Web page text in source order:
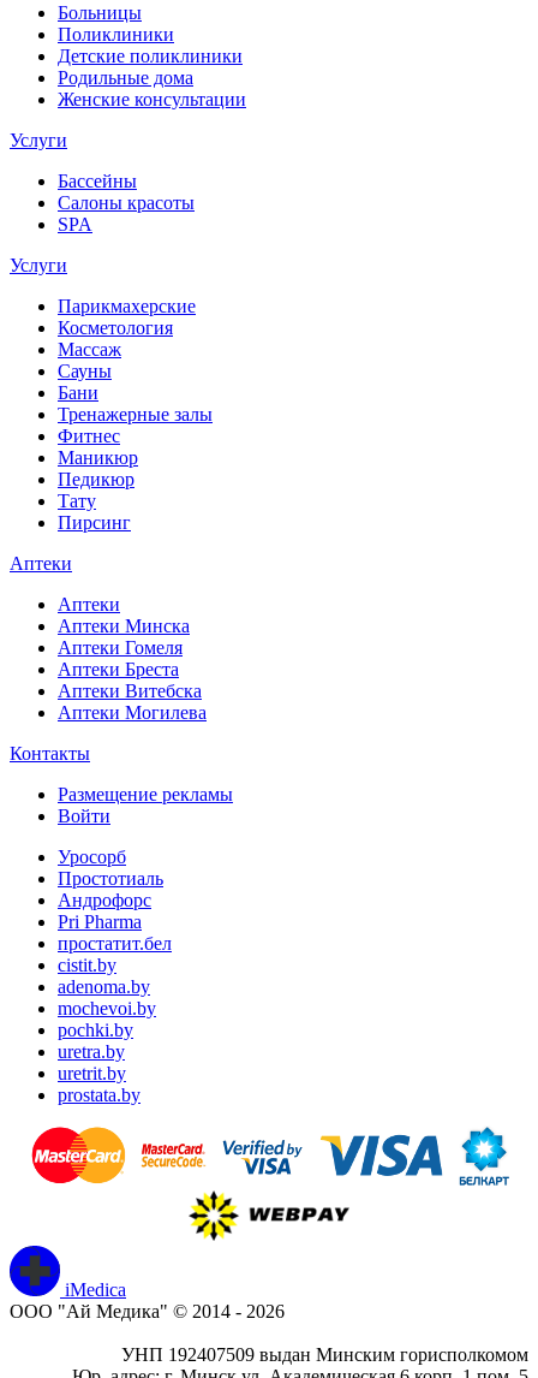
Больницы
Поликлиники
Детские поликлиники
Родильные дома
Женские консультации
Услуги
Бассейны
Салоны красоты
SPA
Услуги
Парикмахерские
Косметология
Массаж
Сауны
Бани
Тренажерные залы
Фитнес
Маникюр
Педикюр
Тату
Пирсинг
Аптеки
Аптеки
Аптеки Минска
Аптеки Гомеля
Аптеки Бреста
Аптеки Витебска
Аптеки Могилева
Контакты
Размещение рекламы
Войти
Уросорб
Простотиаль
Андрофорс
Pri Pharma
простатит.бел
cistit.by
adenoma.by
mochevoi.by
pochki.by
uretra.by
uretrit.by
prostata.by
iMedica
ООО "Ай Медика" © 2014 - 2026
УНП 192407509 выдан Минским горисполкомом